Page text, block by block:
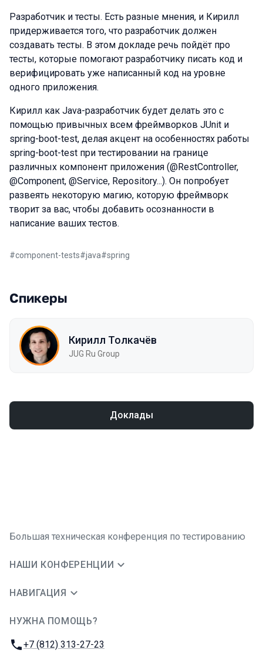
Разработчик и тесты. Есть разные мнения, и Кирилл
придерживается того, что разработчик должен
создавать тесты. В этом докладе речь пойдёт про
тесты, которые помогают разработчику писать код и
верифицировать уже написанный код на уровне
одного приложения.
Кирилл как Java-разработчик будет делать это с
помощью привычных всем фреймворков JUnit и
spring-boot-test, делая акцент на особенностях работы
spring-boot-test при тестировании на границе
различных компонент приложения (@RestController,
@Component, @Service, Repository...). Он попробует
развеять некоторую магию, которую фреймворк
творит за вас, чтобы добавить осознанности в
написание ваших тестов.
#component-tests#java#spring
Спикеры
Кирилл Толкачёв
JUG Ru Group
Доклады
Большая техническая конференция по тестированию
НАШИ КОНФЕРЕНЦИИ
НАВИГАЦИЯ
НУЖНА ПОМОЩЬ?
Телефон:
+7 (812) 313-27-23